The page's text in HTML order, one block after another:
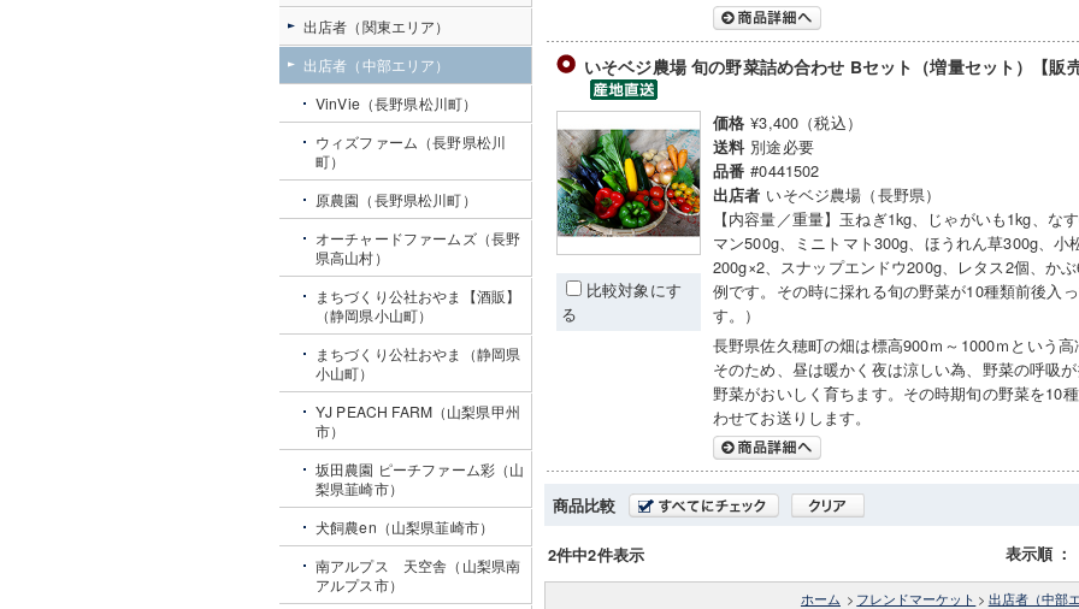
いそベジ農場 旬の野菜詰め合わせ Bセット（増量セット）【販
比較対象にす
る
価格 ¥3,400（税込）
送料 別途必要
品番 #0441502
出店者 いそベジ農場（長野県）
【内容量／重量】玉ねぎ1kg、じゃがいも1kg、な
マン500g、ミニトマト300g、ほうれん草300g、小
200g×2、スナップエンドウ200g、レタス2個、か
例です。その時に採れる旬の野菜が10種類前後入
す。）
長野県佐久穂町の畑は標高900ｍ～1000ｍという高
そのため、昼は暖かく夜は涼しい為、野菜の呼吸
野菜がおいしく育ちます。その時期旬の野菜を10
わせてお送りします。
商品比較
2件中2件表示 表示順 ：
ホーム > フレンドマーケット > 出店者（中部エ
出店者（関東エリア）
出店者（中部エリア）
VinVie（長野県松川町）
ウィズファーム（長野県松川
町）
原農園（長野県松川町）
オーチャードファームズ（長野
県高山村）
まちづくり公社おやま【酒販】
（静岡県小山町）
まちづくり公社おやま（静岡県
小山町）
YJ PEACH FARM（山梨県甲州
市）
坂田農園 ピーチファーム彩（山
梨県韮崎市）
犬飼農en（山梨県韮崎市）
南アルプス 天空舎（山梨県南
アルプス市）